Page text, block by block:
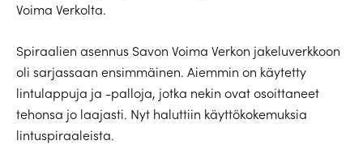
Voima Verkolta.
Spiraalien asennus Savon Voima Verkon jakeluverkkoon
oli sarjassaan ensimmäinen. Aiemmin on käytetty
lintulappuja ja -palloja, jotka nekin ovat osoittaneet
tehonsa jo laajasti. Nyt haluttiin käyttökokemuksia
lintuspiraaleista.